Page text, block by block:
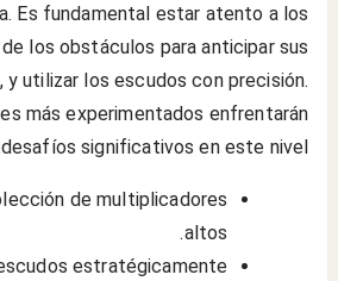
Es fundamental estar atento a los
los obstáculos para anticipar sus
y utilizar los escudos con precisión.
más experimentados enfrentarán
desafíos significativos en este nivel.
de multiplicadores
altos.
estratégicamente.